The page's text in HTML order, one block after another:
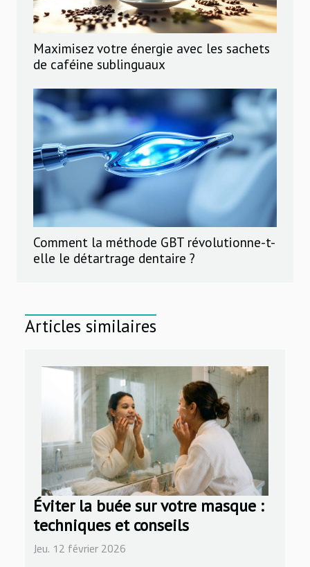
Maximisez votre énergie avec les sachets
de caféine sublinguaux
Comment la méthode GBT révolutionne-t-
elle le détartrage dentaire ?
Articles similaires
Éviter la buée sur votre masque :
techniques et conseils
Jeu. 12 février 2026